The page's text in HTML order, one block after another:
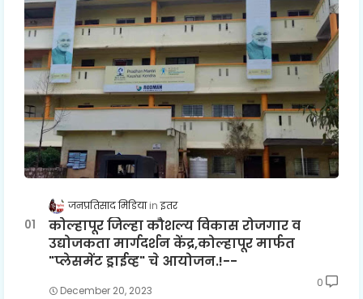
जनप्रतिसाद मिडिया इतर
कोल्हापूर जिल्हा कौशल्य विकास रोजगार व
उद्योजकता मार्गदर्शन केंद्र,कोल्हापूर मार्फत
"प्लेसमेंट ड्राईव्ह" चे आयोजन.!--
December 20, 2023
0